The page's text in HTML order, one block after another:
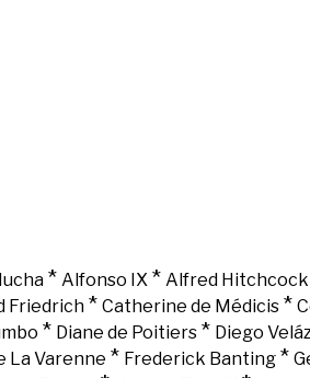
* Alfonso IX* Alfred Hitchcock
Friedrich* Catherine de Médicis*
* Diane de Poitiers* Diego
La Varenne * Frederick Banting*